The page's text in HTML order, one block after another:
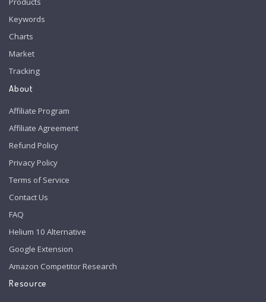
Keywords
Charts
Market
Tracking
About
Affiliate Program
Affiliate Agreement
Refund Policy
Privacy Policy
Terms of Service
Contact Us
FAQ
Helium 10 Alternative
Google Extension
Amazon Competitor Research
Resource